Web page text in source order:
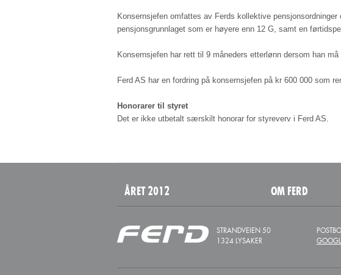
Konsernsjefen omfattes av Ferds kollektive
pensjonsgrunnlaget som er høyere enn 12 G, samt en
Konsernsjefen har rett til 9 måneders etterlønn dersom han
Ferd AS har en fordring på konsernsjefen på kr 600 000 som
Honorarer til styret
Det er ikke utbetalt særskilt honorar for styreverv i Ferd AS.
ÅRET 2012 OM FERD
STRANDVEIEN 50
1324 LYSAKER